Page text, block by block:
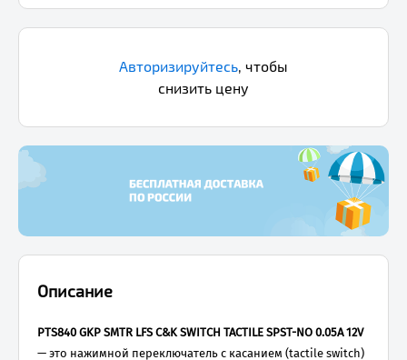
Авторизируйтесь, чтобы
снизить цену
Описание
PTS840 GKP SMTR LFS C&K SWITCH TACTILE SPST-NO 0.05A 12V
— это нажимной переключатель с касанием (tactile switch)